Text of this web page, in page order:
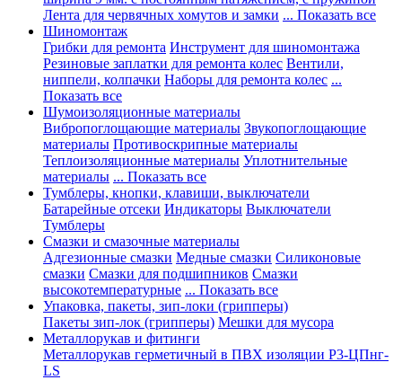
Лента для червячных хомутов и замки ... Показать все
Шиномонтаж
Грибки для ремонта Инструмент для шиномонтажа
Резиновые заплатки для ремонта колес Вентили,
ниппели, колпачки Наборы для ремонта колес ...
Показать все
Шумоизоляционные материалы
Вибропоглощающие материалы Звукопоглощающие
материалы Противоскрипные материалы
Теплоизоляционные материалы Уплотнительные
материалы ... Показать все
Тумблеры, кнопки, клавиши, выключатели
Батарейные отсеки Индикаторы Выключатели
Тумблеры
Смазки и смазочные материалы
Адгезионные смазки Медные смазки Силиконовые
смазки Смазки для подшипников Смазки
высокотемпературные ... Показать все
Упаковка, пакеты, зип-локи (грипперы)
Пакеты зип-лок (грипперы) Мешки для мусора
Металлорукав и фитинги
Металлорукав герметичный в ПВХ изоляции Р3-ЦПнг-
LS